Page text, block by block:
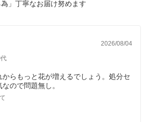
為」丁寧なお届け努めます
2026/08/04
からもっと花が増えるでしょう。処分セ
ので問題無し。